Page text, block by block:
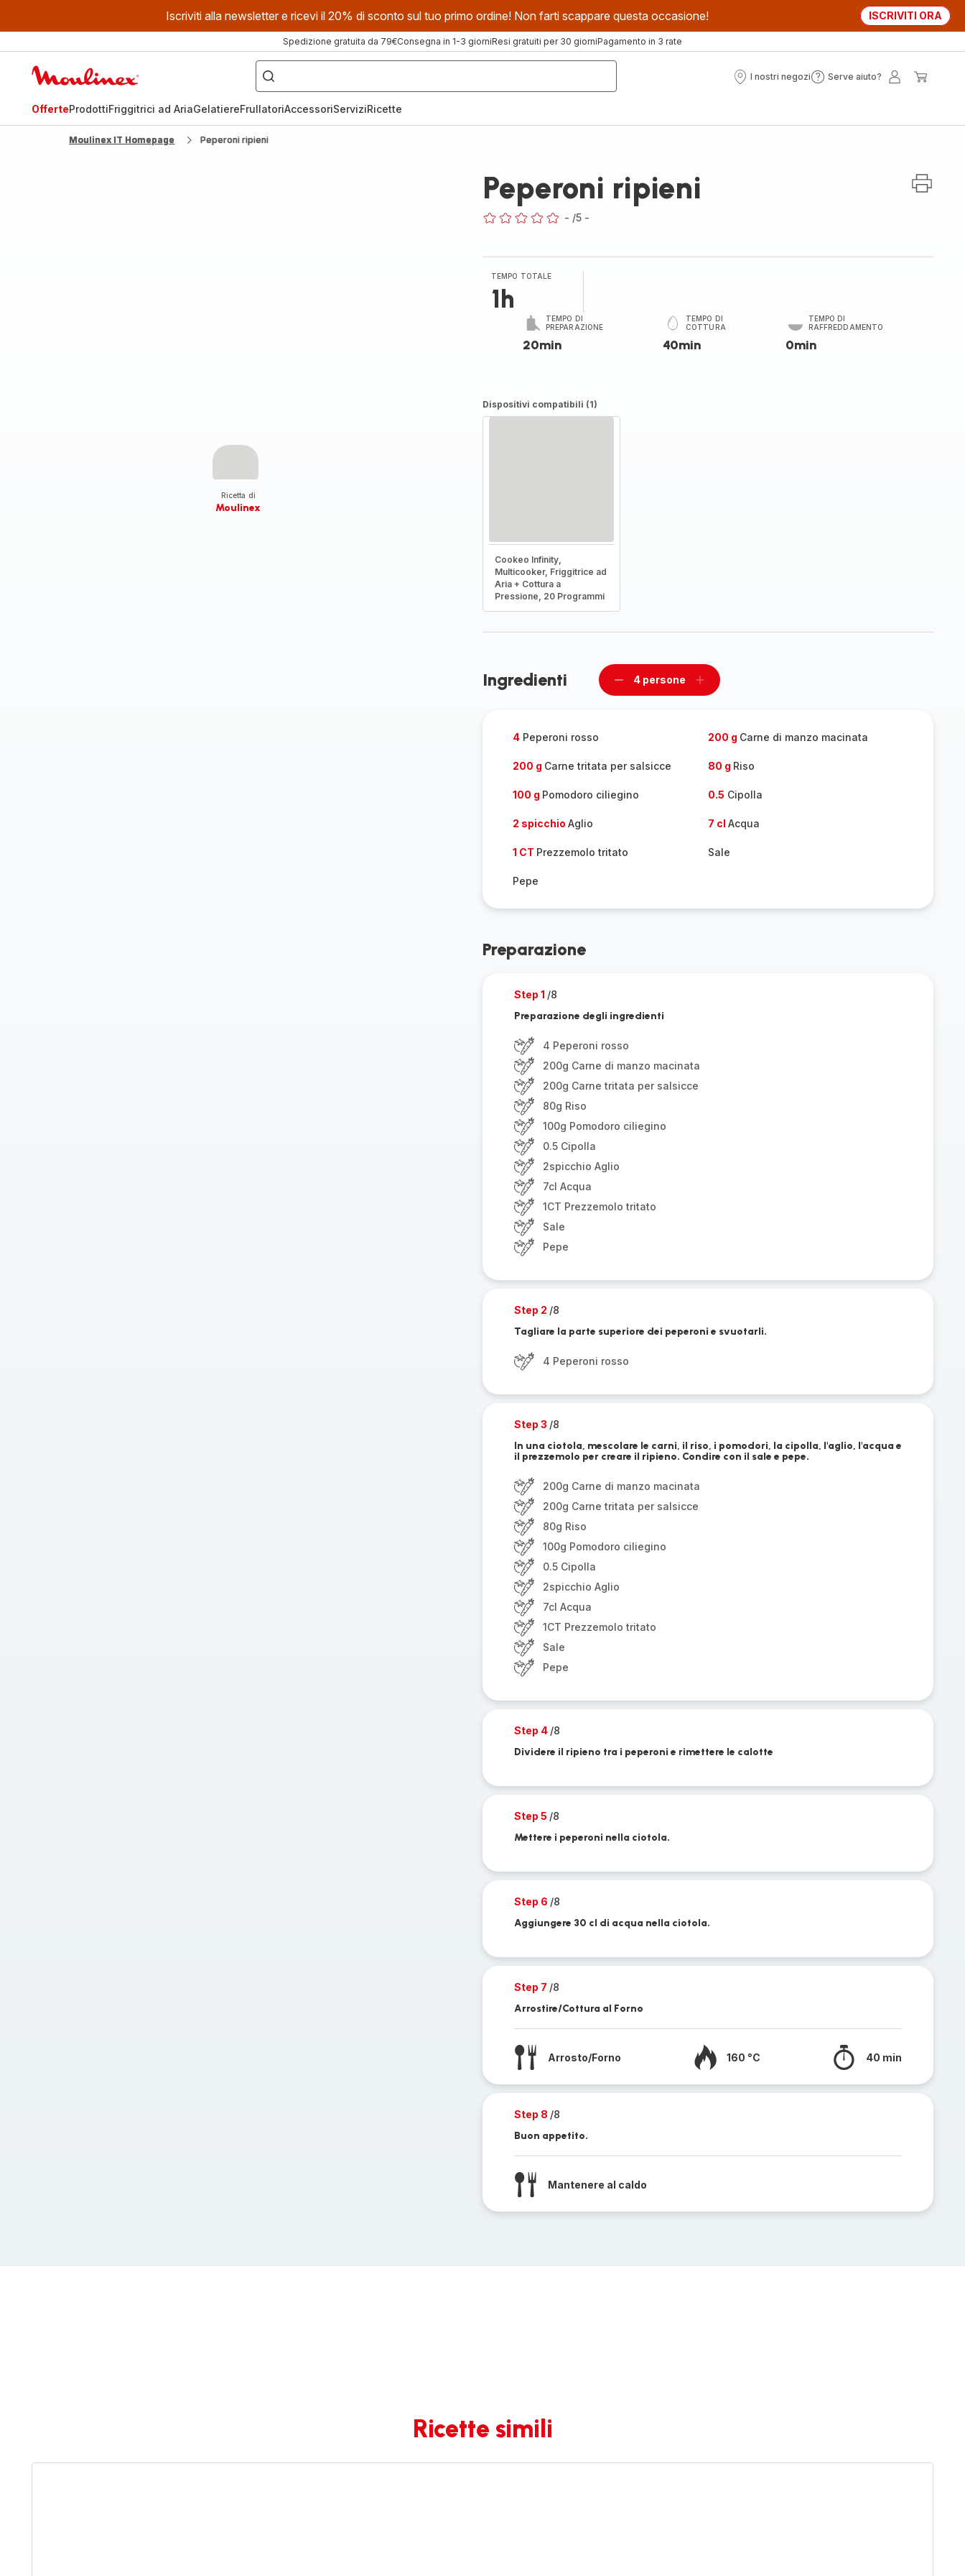
Iscriviti alla newsletter e ricevi il 20% di sconto sul tuo primo ordine! Non farti scappare questa occasione! ISCRIVITI ORA
Spedizione gratuita da 79€Consegna in 1-3 giorniResi gratuiti per 30 giorniPagamento in 3 rate
Cosa
stai
cercando?
I nostri negozi
I
Serve aiuto?
Serve
OfferteProdottiFriggitrici ad AriaGelatiereFrullatoriAccessoriServiziRicette
Moulinex IT Homepage Peperoni ripieni
Ricetta di
Moulinex
Peperoni ripieni
- /5 -
TEMPO TOTALE
1h
TEMPO DI
PREPARAZIONE
20min
TEMPO DI
COTTURA
40min
TEMPO DI
RAFFREDDAMENTO
0min
Dispositivi compatibili (1)
Cookeo Infinity,
Multicooker, Friggitrice ad
Aria + Cottura a
Pressione, 20 Programmi
Ingredienti
Rimuovi
4 persone
Aggiungi
4Peperoni rosso 200 g Carne di manzo macinata
200 g Carne tritata per salsicce 80 g Riso
100 g Pomodoro ciliegino 0.5 Cipolla
2 spicchio Aglio 7 cl Acqua
1 CT Prezzemolo tritato Sale
Pepe
Preparazione
Step 1 /8
Preparazione degli ingredienti
4 Peperoni rosso
200g Carne di manzo macinata
200g Carne tritata per salsicce
80g Riso
100g Pomodoro ciliegino
0.5 Cipolla
2spicchio Aglio
7cl Acqua
1CT Prezzemolo tritato
Sale
Pepe
Step 2 /8
Tagliare la parte superiore dei peperoni e svuotarli.
4 Peperoni rosso
Step 3 /8
In una ciotola, mescolare le carni, il riso, i pomodori, la cipolla, l'aglio, l'acqua e
il prezzemolo per creare il ripieno. Condire con il sale e pepe.
200g Carne di manzo macinata
200g Carne tritata per salsicce
80g Riso
100g Pomodoro ciliegino
0.5 Cipolla
2spicchio Aglio
7cl Acqua
1CT Prezzemolo tritato
Sale
Pepe
Step 4 /8
Dividere il ripieno tra i peperoni e rimettere le calotte
Step 5 /8
Mettere i peperoni nella ciotola.
Step 6 /8
Aggiungere 30 cl di acqua nella ciotola.
Step 7 /8
Arrostire/Cottura al Forno
Arrosto/Forno 160 °C 40 min
Step 8 /8
Buon appetito.
Mantenere al caldo
Ricette simili